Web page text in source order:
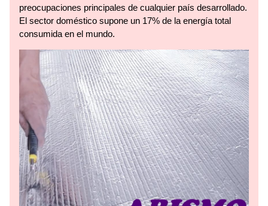
preocupaciones principales de cualquier país desarrollado.
El sector doméstico supone un 17% de la energía total
consumida en el mundo.